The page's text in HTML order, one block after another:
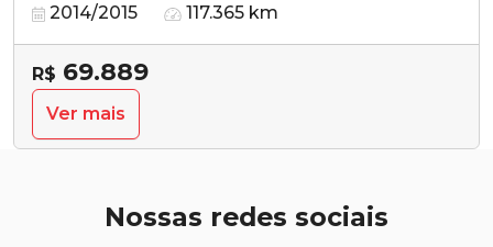
2014/2015 117.365 km
R$ 69.889
Ver mais
Nossas redes sociais